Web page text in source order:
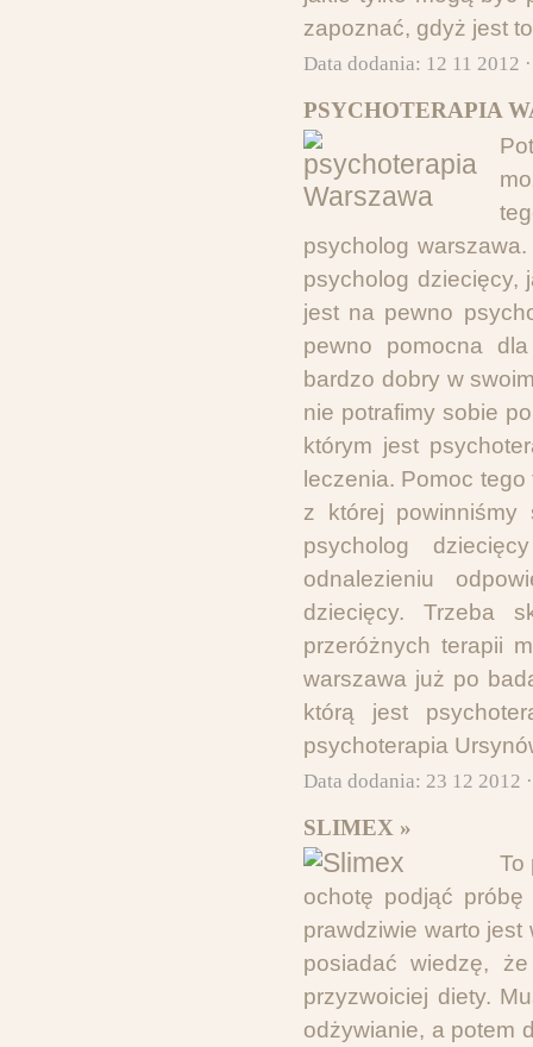
zapoznać, gdyż jest
Data dodania: 12 11 2012
PSYCHOTERAPIA
psycholog
psycholog dziecięcy,
jest na pewno
pewno pomocna
bardzo dobry w
nie potrafimy sobie
którym jest
leczenia. Pomoc
z której powinniśmy
psycholog
odnalezieniu
dziecięcy. Trzeba
przeróżnych terapii
warszawa już po
którą jest
psychoterapia
Data dodania: 23 12 2012
SLIMEX »
To
ochotę podjąć
prawdziwie warto
posiadać wiedzę,
przyzwoiciej diety.
odżywianie, a potem